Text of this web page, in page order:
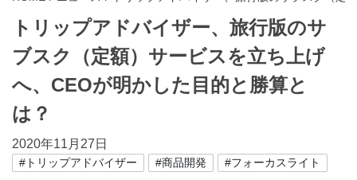
トリップアドバイザー、旅行版のサ
ブスク（定額）サービスを立ち上げ
へ、CEOが明かした目的と勝算と
は？
2020年11月27日
#トリップアドバイザー #商品開発 #フォーカスライト